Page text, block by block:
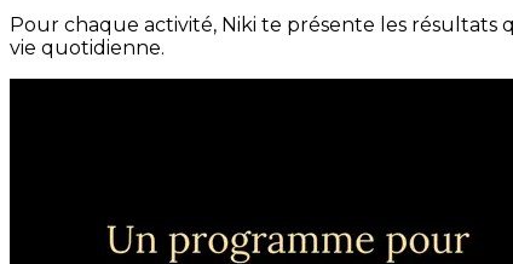
Pour chaque activité, Niki te présente les
vie quotidienne.